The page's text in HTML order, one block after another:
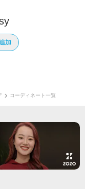
加
コーディネート一覧